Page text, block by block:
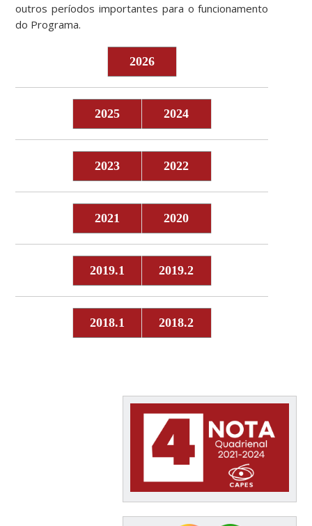
outros períodos importantes para o funcionamento
do Programa.
2026
2025 2024
2023 2022
2021 2020
2019.1 2019.2
2018.1 2018.2